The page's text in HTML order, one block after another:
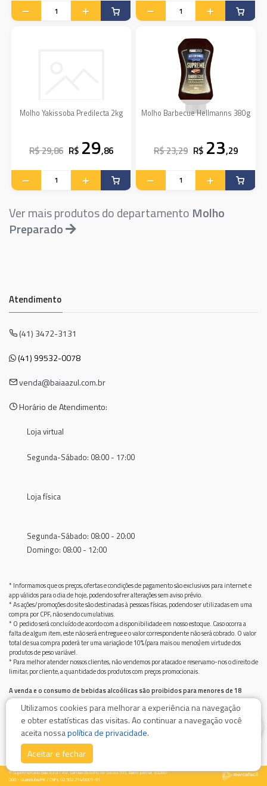
Molho Yakissoba Predilecta 2kg
R$ 29,86 R$ 29,86
Molho Barbecue Hellmanns 380g
R$ 23,29 R$ 23,29
Ver mais produtos do departamento Molho
Preparado
Atendimento
(41) 3472-3131
(41) 99532-0078
venda@baiaazul.com.br
Horário de Atendimento:
Loja virtual
Segunda-Sábado: 08:00 - 17:00
Loja física
Segunda-Sábado: 08:00 - 20:00
Domingo: 08:00 - 12:00
* Informamos que os preços, ofertas e condições de pagamento são exclusivos para internet e
app válidos para o dia de hoje, podendo sofrer alterações sem aviso prévio.
* As ações/promoções do site são destinadas à pessoas físicas, podendo ser utilizadas em uma
compra por CPF, não sendo cumulativas.
* O pedido será concluído de acordo com a disponibilidade em nosso estoque. Caso ocorra a
falta de algum item, este não será entregue e o valor correspondente não será cobrado. O valor
total de sua compra poderá ter uma variação de 10% (para mais ou menos) em virtude dos
produtos de peso variável.
* Para melhor atender nossos clientes, não vendemos por atacado e reservamo-nos o direito de
limitar, por cliente, a quantidade dos produtos com preços promocionais.
A venda e o consumo de bebidas alcoólicas são proibidos para menores de 18
anos.
Bebida alcoólica pode causar dependência química e, em excesso, provoca graves males à saúde.
Beba com moderação
© Supermercado Baía Azul / AV. Damiao Botelho de Souza 555, Bairro Jurimar, 83280-
000 - Guaratuba/PR / CNPJ: 02.502.214/0001-91
Utilizamos cookies para melhorar a experiência na navegação
e obter estatísticas das visitas. Ao continuar a navegação você
aceita nossapolítica de privacidade.
Aceitar e fechar